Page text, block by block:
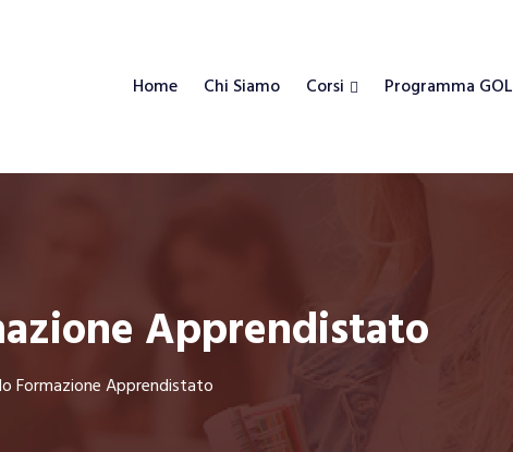
Home Chi Siamo Corsi Programma GOL
Apprendistato
Formazione Apprendistato